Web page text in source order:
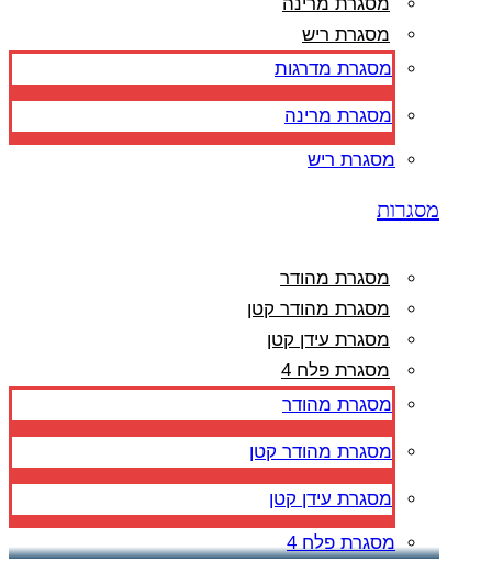
מסגרת ריש
מסגרת מדרגות
מסגרת מרינה
מסגרת ריש
מסגרות
מסגרת מהודר
מסגרת מהודר קטן
מסגרת עידן קטן
מסגרת פלח 4
מסגרת מהודר
מסגרת מהודר קטן
מסגרת עידן קטן
מסגרת פלח 4